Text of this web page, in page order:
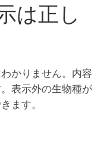
は正し
かりません。内容
表示外の生物種が
ます。